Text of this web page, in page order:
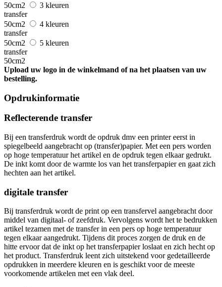
50cm2
3 kleuren
transfer
50cm2
4 kleuren
transfer
50cm2
5 kleuren
transfer
50cm2
Upload uw logo in de winkelmand of na het plaatsen van uw
bestelling.
Opdrukinformatie
Reflecterende transfer
Bij een transferdruk wordt de opdruk dmv een printer eerst in
spiegelbeeld aangebracht op (transfer)papier. Met een pers worden
op hoge temperatuur het artikel en de opdruk tegen elkaar gedrukt.
De inkt komt door de warmte los van het transferpapier en gaat zich
hechten aan het artikel.
digitale transfer
Bij transferdruk wordt de print op een transfervel aangebracht door
middel van digitaal- of zeefdruk. Vervolgens wordt het te bedrukken
artikel tezamen met de transfer in een pers op hoge temperatuur
tegen elkaar aangedrukt. Tijdens dit proces zorgen de druk en de
hitte ervoor dat de inkt op het transferpapier loslaat en zich hecht op
het product. Transferdruk leent zich uitstekend voor gedetailleerde
opdrukken in meerdere kleuren en is geschikt voor de meeste
voorkomende artikelen met een vlak deel.